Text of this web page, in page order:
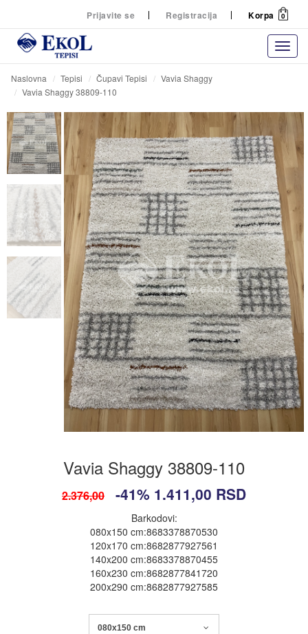
Prijavite se Registracija Korpa 0
Naslovna Tepisi Čupavi Tepisi
Vavia Shaggy
Vavia Shaggy 38809-110
Vavia Shaggy 38809-110
2.376,00 -41% 1.411,00 RSD
Barkodovi:
080x150 cm:8683378870530
120x170 cm:8682877927561
140x200 cm:8683378870455
160x230 cm:8682877841720
200x290 cm:8682877927585
080x150 cm